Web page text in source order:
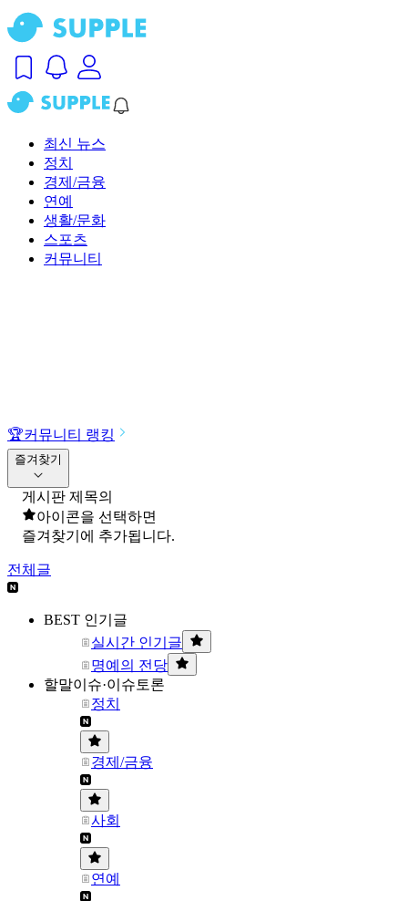
최신 뉴스
정치
경제/금융
연예
생활/문화
스포츠
커뮤니티
🏆커뮤니티 랭킹
즐겨찾기
게시판 제목의
아이콘을 선택하면
즐겨찾기에 추가됩니다.
전체글
BEST 인기글
실시간 인기글
명예의 전당
할말이슈·이슈토론
정치
경제/금융
사회
연예